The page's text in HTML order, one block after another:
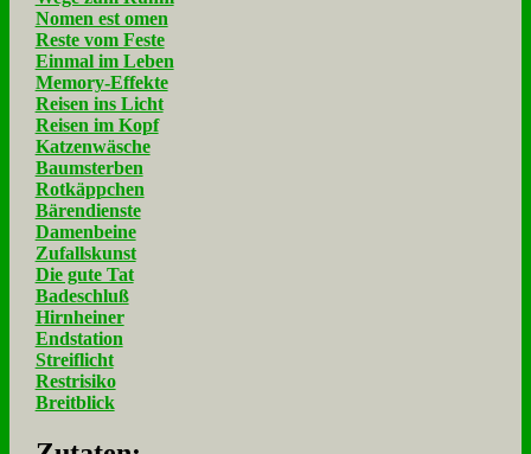
Nomen est omen
Reste vom Feste
Einmal im Leben
Memory-Effekte
Reisen ins Licht
Reisen im Kopf
Katzenwäsche
Baumsterben
Rotkäppchen
Bärendienste
Damenbeine
Zufallskunst
Die gute Tat
Badeschluß
Hirnheiner
Endstation
Streiflicht
Restrisiko
Breitblick